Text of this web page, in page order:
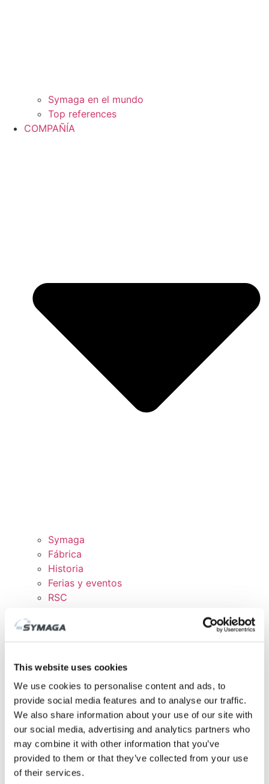
This website uses cookies
We use cookies to personalise content and ads, to
provide social media features and to analyse our traffic.
We also share information about your use of our site with
our social media, advertising and analytics partners who
may combine it with other information that you’ve
provided to them or that they’ve collected from your use
of their services.
Symaga en el mundo
Top references
COMPAÑÍA
Symaga
Fábrica
Historia
Ferias y eventos
RSC
Certificados y políticas